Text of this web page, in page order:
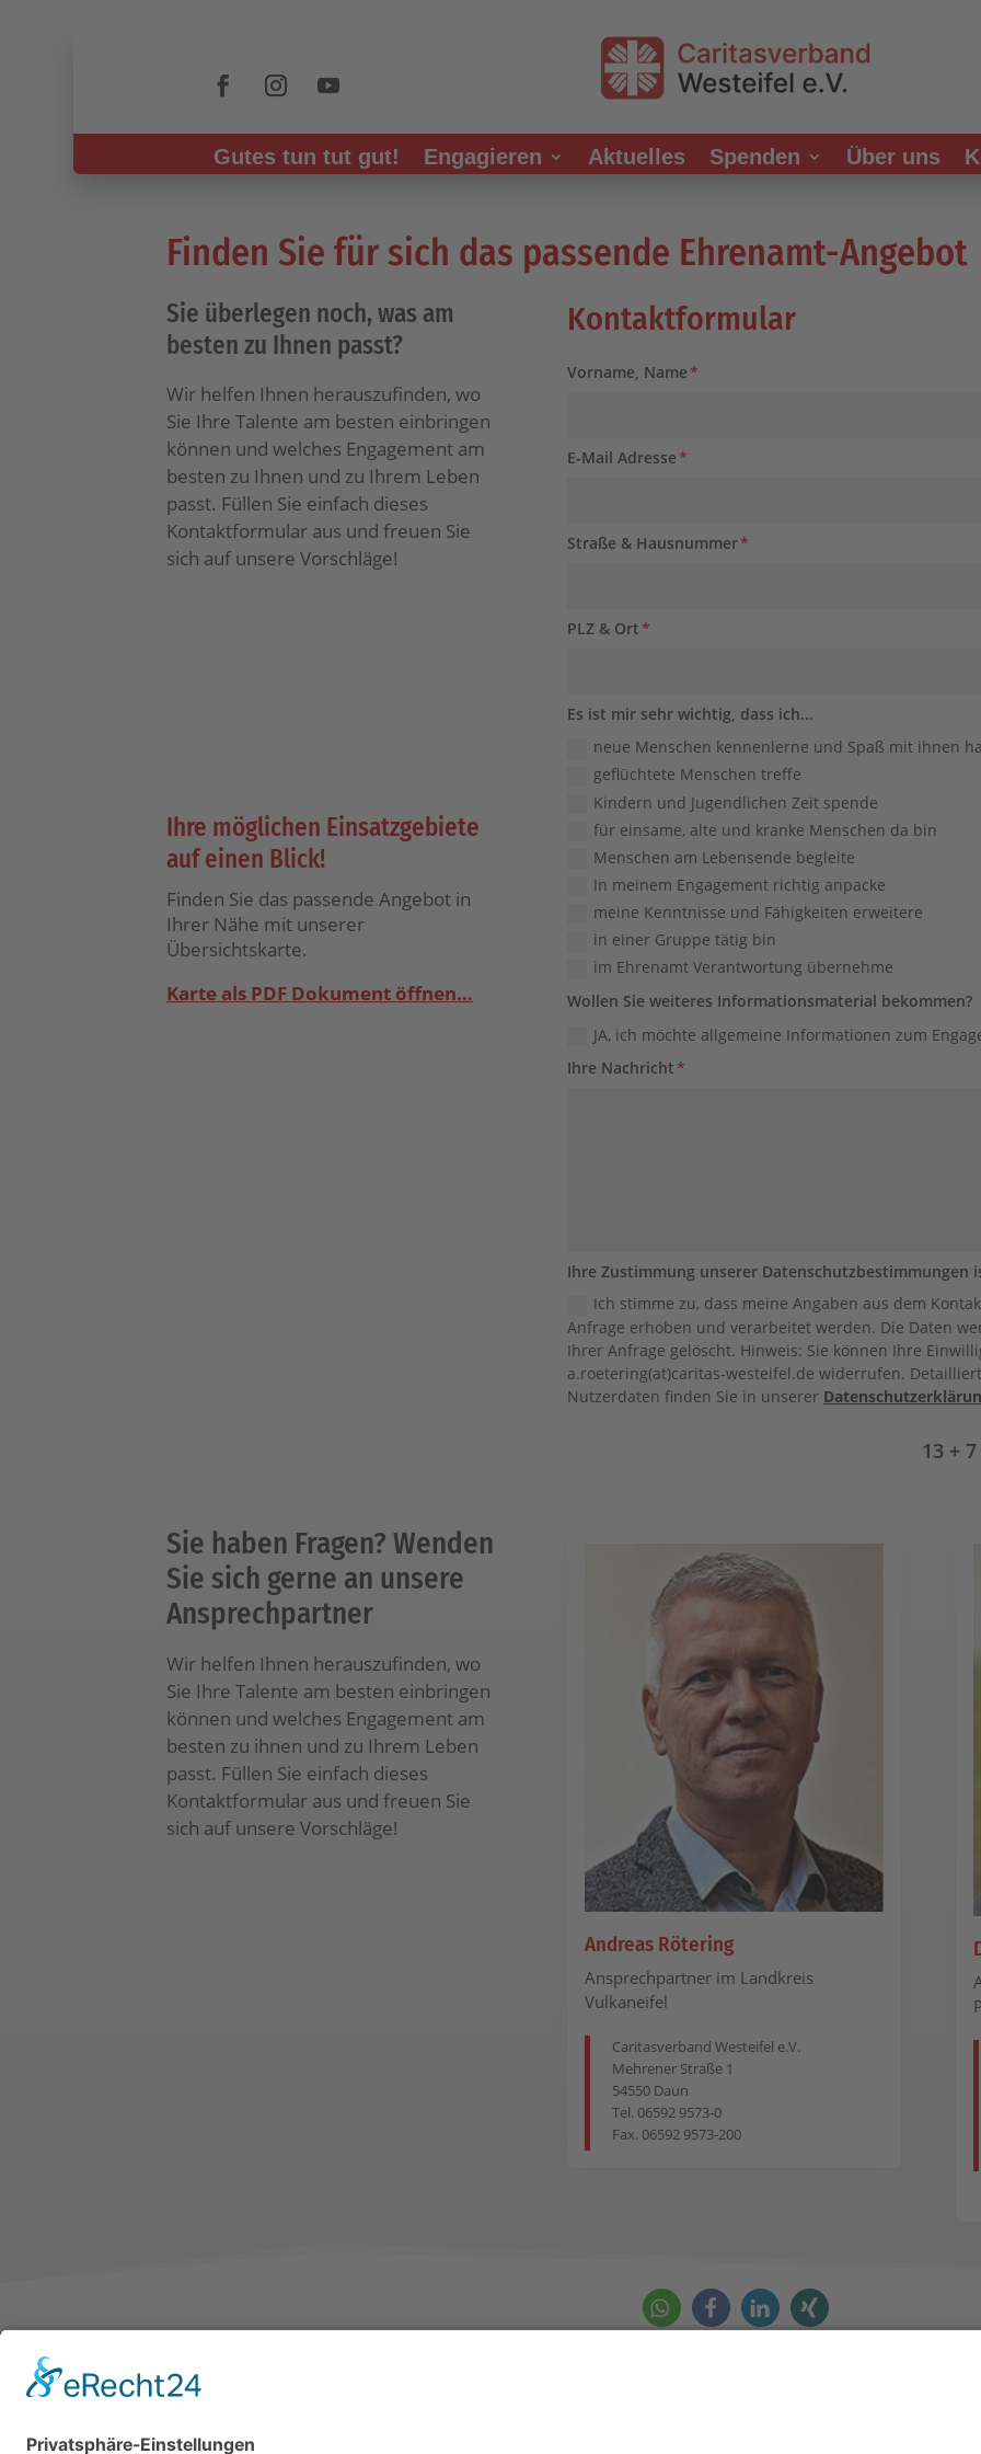
Gutes tun tut gut! Engagieren Aktuelles Spenden Über uns
Finden Sie für sich das passende Ehrenamt-Angebot
Sie überlegen noch, was am
besten zu Ihnen passt?
Wir helfen Ihnen herauszufinden, wo
Sie Ihre Talente am besten einbringen
können und welches Engagement am
besten zu Ihnen und zu Ihrem Leben
passt. Füllen Sie einfach dieses
Kontaktformular aus und freuen Sie
sich auf unsere Vorschläge!
Ihre möglichen Einsatzgebiete
auf einen Blick!
Finden Sie das passende Angebot in
Ihrer Nähe mit unserer
Übersichtskarte.
Karte als PDF Dokument öffnen…
Kontaktformular
Vorname, Name
E-Mail Adresse
Straße & Hausnummer
PLZ & Ort
Es
sehr
wichtig,
dass
ich...
Es ist mir sehr wichtig, dass ich...
neue Menschen kennenlerne und Spaß mit ihnen
geflüchtete Menschen treffe
Kindern und Jugendlichen Zeit spende
für einsame, alte und kranke Menschen da bin
Menschen am Lebensende begleite
In meinem Engagement richtig anpacke
meine Kenntnisse und Fähigkeiten erweitere
in einer Gruppe tätig bin
im Ehrenamt Verantwortung übernehme
Wollen
weiteres
Informationsmaterial
Wollen Sie weiteres Informationsmaterial bekommen?
JA, ich möchte allgemeine Informationen zum
Ihre Nachricht
Ihre
Zustimmung
unserer
Datenschutzbestimmungen
ist
erforderlich!
Ihre Zustimmung unserer Datenschutzbestimmungen
Ich stimme zu, dass meine Angaben aus dem
Anfrage erhoben und verarbeitet werden. Die Daten
Ihrer Anfrage gelöscht. Hinweis: Sie können Ihre
a.roetering(at)caritas-westeifel.de widerrufen.
Nutzerdaten finden Sie in unserer
13 + 7
Sie haben Fragen? Wenden
Sie sich gerne an unsere
Ansprechpartner
Wir helfen Ihnen herauszufinden, wo
Sie Ihre Talente am besten einbringen
können und welches Engagement am
besten zu ihnen und zu Ihrem Leben
passt. Füllen Sie einfach dieses
Kontaktformular aus und freuen Sie
sich auf unsere Vorschläge!
Andreas Rötering
Ansprechpartner im Landkreis
Vulkaneifel
Caritasverband Westeifel e.V.
Mehrener Straße 1
54550 Daun
Tel. 06592 9573-0
Fax. 06592 9573-200